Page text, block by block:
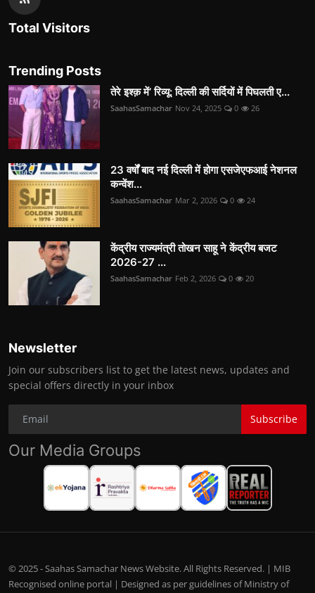
Total Visitors
Trending Posts
तेरे इश्क़ में’ रिव्यू: दिल्ली की सर्दियों में पिघलती ए...
SaahasSamachar Nov 24, 2025 0 26
23 वर्षों बाद नई दिल्ली में होगा एसजेएफआई नेशनल
कन्वेंश...
SaahasSamachar Mar 2, 2026 0 24
केंद्रीय राज्यमंत्री तोखन साहू ने केंद्रीय बजट
2026-27 ...
SaahasSamachar Feb 2, 2026 0 20
Newsletter
Join our subscribers list to get the latest news, updates and
special offers directly in your inbox
Subscribe
Our Media Groups
© 2025 - Saahas Samachar News Website. All Rights Reserved. | MIB
Recognised online portal | Designed as per guidelines of Ministry of